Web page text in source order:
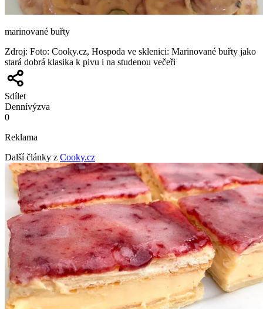
marinované buřty
Zdroj: Foto: Cooky.cz, Hospoda ve sklenici: Marinované buřty jako
stará dobrá klasika k pivu i na studenou večeři
Sdílet
Dennívýzva
0
Reklama
Další články z Cooky.cz